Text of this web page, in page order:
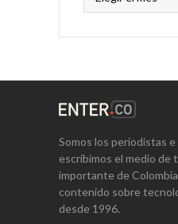
Somos los periodistas
escribimos el medio de
importante de
contenido sobre
desde 1996.